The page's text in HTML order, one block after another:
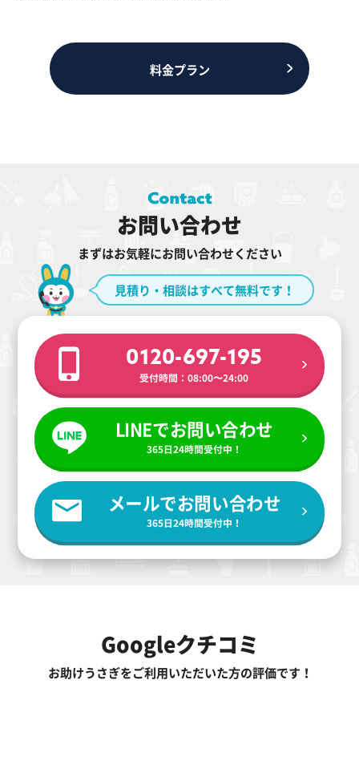
料金プラン
お問い合わせ
まずはお気軽にお問い合わせください
見積り・相談はすべて無料です！
0120-697-195
受付時間：08:00〜24:00
LINEでお問い合わせ
365日24時間受付中！
メールでお問い合わせ
365日24時間受付中！
Googleクチコミ
お助けうさぎをご利用いただいた方の評価です！